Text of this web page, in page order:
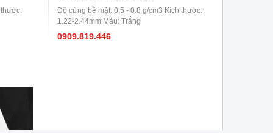
Độ cứng bề mặt: 0.5 - 0.8 g/cm3 Kích thước:
1.22-2.44mm Màu: Trắng
0909.819.446